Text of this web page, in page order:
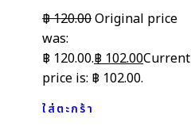
฿120.00Original price
was:
฿ 120.00.฿ 102.00Current
price is: ฿ 102.00.
ใส่ตะกร้า